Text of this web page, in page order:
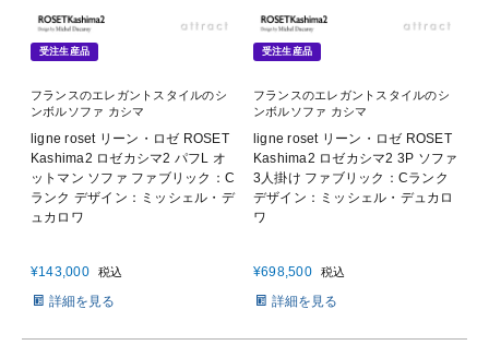
受注生産品
フランスのエレガントスタイルのシ
ンボルソファ カシマ
ligne roset リーン・ロゼ ROSET
Kashima2 ロゼカシマ2 パフL オ
ットマン ソファ ファブリック：C
ランク デザイン：ミッシェル・デ
ュカロワ
¥143,000 税込
詳細を見る
受注生産品
フランスのエレガントスタイルのシ
ンボルソファ カシマ
ligne roset リーン・ロゼ ROSET
Kashima2 ロゼカシマ2 3P ソファ
3人掛け ファブリック：Cランク
デザイン：ミッシェル・デュカロ
ワ
¥698,500 税込
詳細を見る